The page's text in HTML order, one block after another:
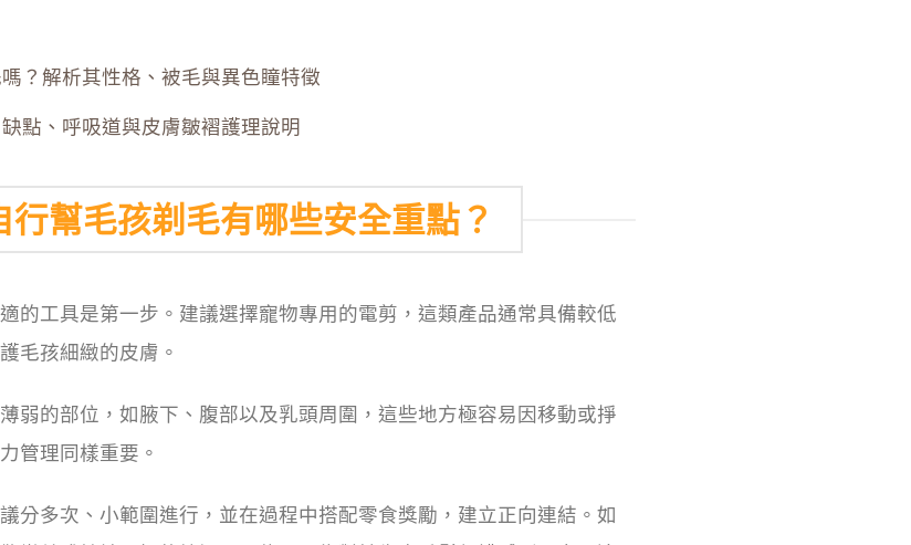
？解析其性格、被毛與異色瞳特徵
點、呼吸道與皮膚皺褶護理說明
行幫毛孩剃毛有哪些安全重點？
的工具是第一步。建議選擇寵物專用的電剪，這類產品通常具備較低
毛孩細緻的皮膚。
弱的部位，如腋下、腹部以及乳頭周圍，這些地方極容易因移動或掙
管理同樣重要。
分多次、小範圍進行，並在過程中搭配零食獎勵，建立正向連結。如